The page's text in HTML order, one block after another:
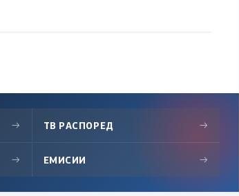
→ ТВ РАСПОРЕД →
→ ЕМИСИИ →